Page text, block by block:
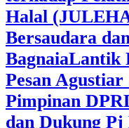
Halal
Bersaudara
BagnaiaLantik
Pesan Agustiar
Pimpinan
dan Dukung Pj